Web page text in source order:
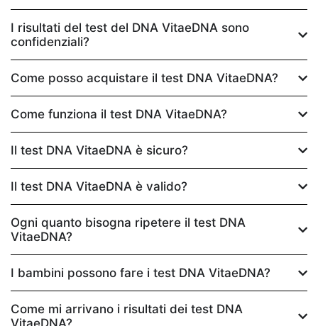
I risultati del test del DNA VitaeDNA sono
confidenziali?
Come posso acquistare il test DNA VitaeDNA?
Come funziona il test DNA VitaeDNA?
Il test DNA VitaeDNA è sicuro?
Il test DNA VitaeDNA è valido?
Ogni quanto bisogna ripetere il test DNA
VitaeDNA?
I bambini possono fare i test DNA VitaeDNA?
Come mi arrivano i risultati dei test DNA
VitaeDNA?